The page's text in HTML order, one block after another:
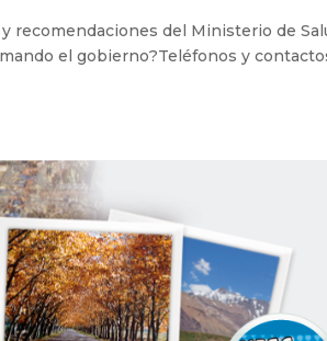
recomendaciones del Ministerio de
el gobierno?Teléfonos y